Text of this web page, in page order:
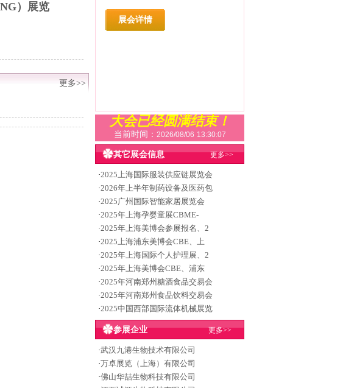
）展览
更多>>
展会详情
大会已经圆满结束！
当前时间： 2026/08/06 13:30:08
其它展会信息 更多>>
·2025上海国际服装供应链展览会
·2026年上半年制药设备及医药包
·2025广州国际智能家居展览会
·2025年上海孕婴童展CBME-
·2025年上海美博会参展报名、2
·2025上海浦东美博会CBE、上
·2025年上海国际个人护理展、2
·2025年上海美博会CBE、浦东
·2025年河南郑州糖酒食品交易会
·2025年河南郑州食品饮料交易会
·2025中国西部国际流体机械展览
参展企业 更多>>
·武汉九港生物技术有限公司
·万卓展览（上海）有限公司
·佛山华喆生物科技有限公司